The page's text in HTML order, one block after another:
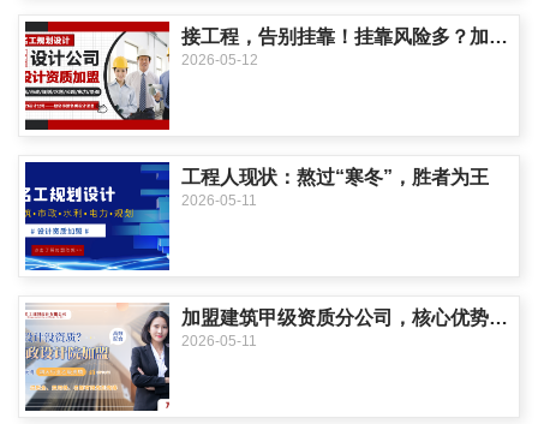
接工程，告别挂靠！挂靠风险多？加盟分公司优势显著！
2026-05-12
工程人现状：熬过“寒冬”，胜者为王
2026-05-11
加盟建筑甲级资质分公司，核心优势到底是什么？
2026-05-11